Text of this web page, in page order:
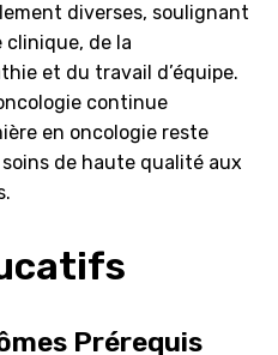
diverses, soulignant
clinique, de la
et du travail d’équipe.
continue
en oncologie reste
de haute qualité aux
Prérequis